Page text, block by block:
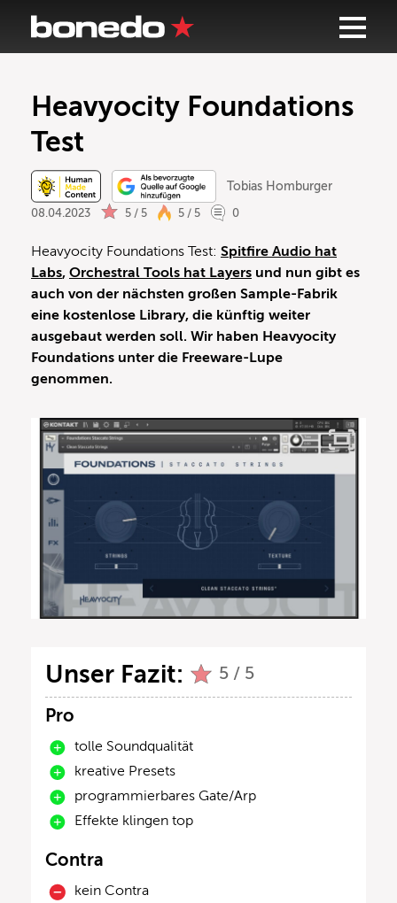
Heavyocity Foundations
Test
Tobias Homburger
08.04.2023 5 / 5 5 / 5 0
Heavyocity Foundations Test: Spitfire Audio hat
Labs, Orchestral Tools hat Layers und nun gibt es
auch von der nächsten großen Sample-Fabrik
eine kostenlose Library, die künftig weiter
ausgebaut werden soll. Wir haben Heavyocity
Foundations unter die Freeware-Lupe
genommen.
Unser Fazit: 5 / 5
Pro
tolle Soundqualität
kreative Presets
programmierbares Gate/Arp
Effekte klingen top
Contra
kein Contra